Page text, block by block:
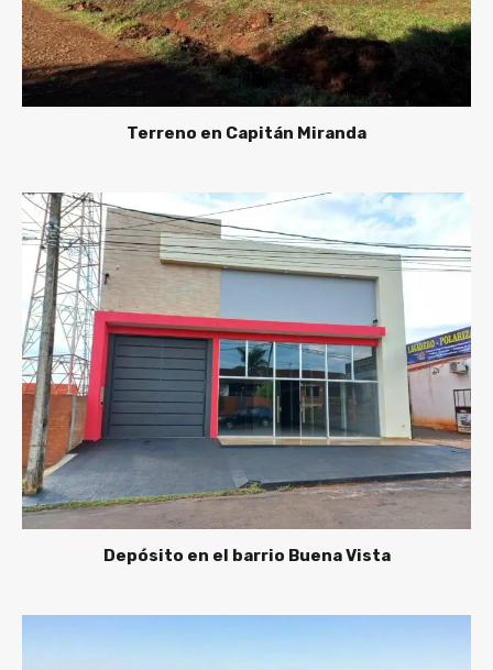
Terreno en Capitán Miranda
Depósito en el barrio Buena Vista